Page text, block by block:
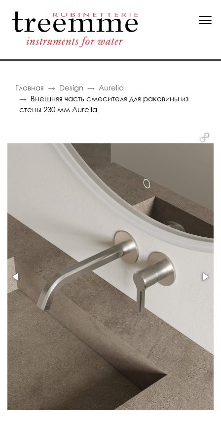
Главная Design
Aurelia
Внешняя часть смесителя для раковины из
стены 230 мм Aurelia